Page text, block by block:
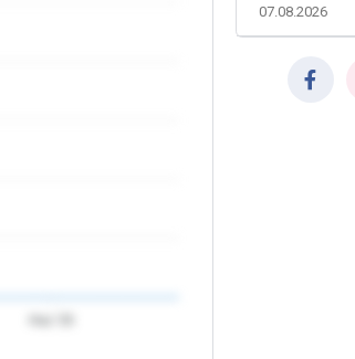
07.08.2026